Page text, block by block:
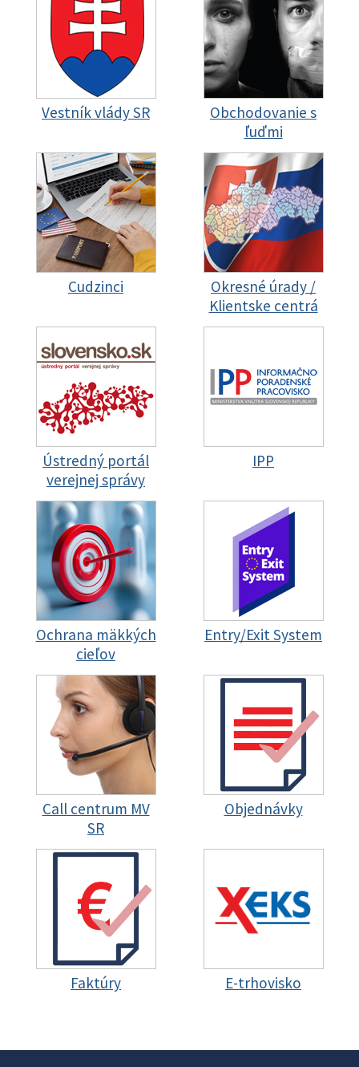
Vestník vlády SR
Obchodovanie s
ľuďmi
Cudzinci
Okresné úrady /
Klientske centrá
Ústredný portál
verejnej správy
IPP
Ochrana mäkkých
cieľov
Entry/Exit System
Call centrum MV
SR
Objednávky
Faktúry E-trhovisko